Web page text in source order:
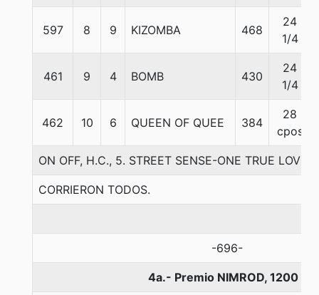
597 8 9 KIZOMBA 468
24
1/4
461 9 4 BOMB 430
24
1/4
462 10 6 QUEEN OF QUEE 384
28
cpos
ON OFF, H.C., 5. STREET SENSE-ONE TRUE
CORRIERON TODOS.
-696-
4a.- Premio NIMROD, 1200